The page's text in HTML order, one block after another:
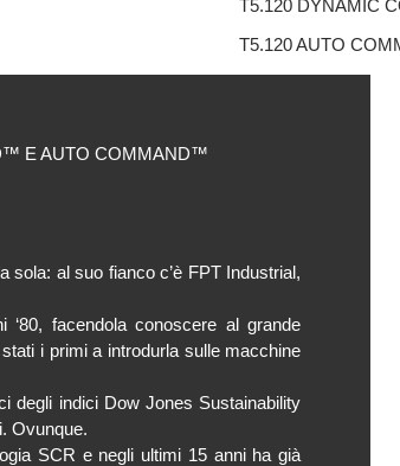
T5.120 DYNAMIC
T5.120 AUTO
E AUTO COMMAND™
sola: al suo fianco c’è FPT Industrial,
facendola conoscere al grande
i primi a introdurla sulle macchine
degli indici Dow Jones Sustainability
Ovunque.
SCR e negli ultimi 15 anni ha già